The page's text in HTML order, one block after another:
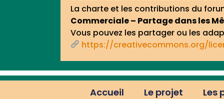
La charte et les contributions du
Commerciale – Partage dans les
Vous pouvez les partager ou les
https://creativecommons.org/
Accueil Le projet Les